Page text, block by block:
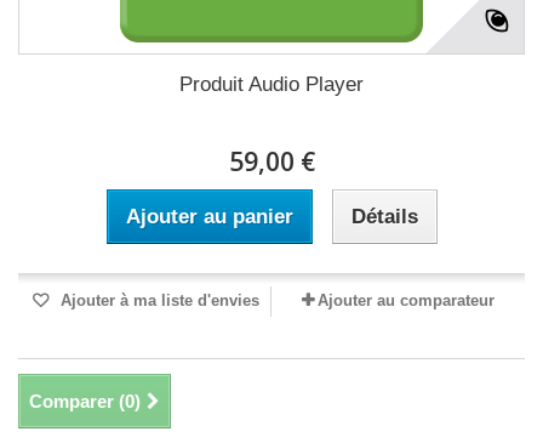
Produit Audio Player
59,00 €
Ajouter au panier Détails
Ajouter à ma liste d'envies Ajouter au comparateur
Comparer (0)